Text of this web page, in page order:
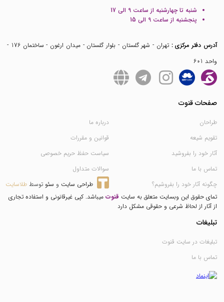
شنبه تا چهارشنبه از ساعت 9 الی 17
پنجشنبه از ساعت 9 الی 15
آدرس دفتر مرکزی :
تهران - شهر گلستان - بلوار گلستان - میدان ارغون - ساختمان 176 -
واحد 601
صفحات قنوت
طراحان
تقویم شیعه
آثار خود را بفروشید
تماس با ما
چگونه آثار خود را بفروشیم؟
درباره ما
قوانین و مقررات
سیاست حفظ حریم خصوصی
سوالات متداول
طراحی سایت و سئو توسط طلاسایت
تمای حقوق این وبسایت متعلق به سایت قنوت میباشد. کپی غیرقانونی و استفاده تجاری
از آثار از لحاظ شرعی و حقوقی مشکل دارد
تبلیغات
تبلیغات در سایت قنوت
تماس با ما